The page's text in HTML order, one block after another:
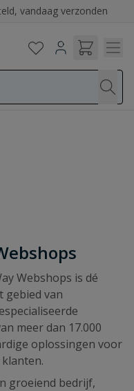
vandaag verzonden
Webshops is dé
gebied van
meer dan 17.000
oplossingen voor
groeiend bedrijf,